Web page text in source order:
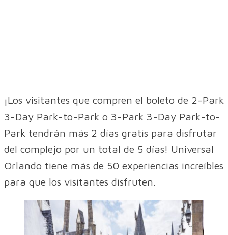
¡Los visitantes que compren el boleto de 2-Park
3-Day Park-to-Park o 3-Park 3-Day Park-to-
Park tendrán más 2 días gratis para disfrutar
del complejo por un total de 5 días! Universal
Orlando tiene más de 50 experiencias increíbles
para que los visitantes disfruten.